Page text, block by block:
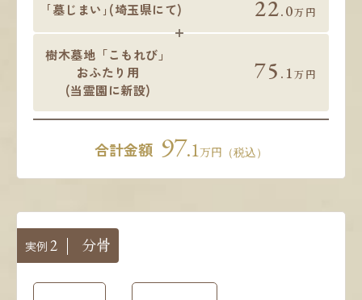
｢墓じまい｣ (埼玉県にて) 22.0万円
樹木墓地「こもれび」
おふたり用
(当霊園に新設)
75 .1万円
合計金額 97.1万円 （税込）
実例 2 分骨